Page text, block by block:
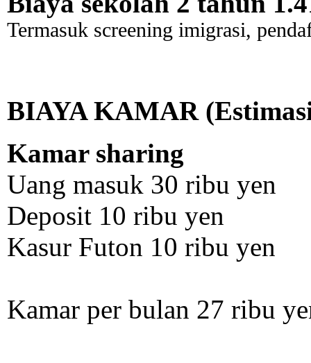
Termasuk screening imigrasi,
BIAYA KAMAR
Kamar sharing
Uang masuk 30 ribu yen
Deposit 10 ribu yen
Kasur Futon 10 ribu yen
Kamar per bulan 27 ribu